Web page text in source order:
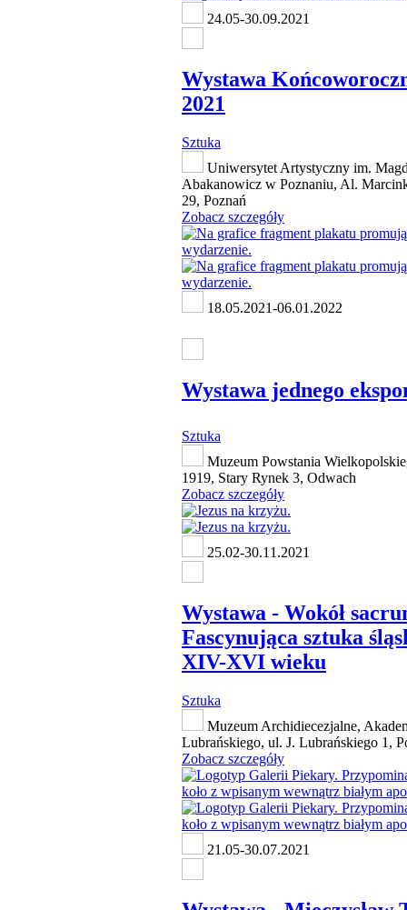
24.05-30.09.2021
Wystawa
2021
Sztuka
Uniwersytet Artystyczny im.
Abakanowicz w Poznaniu, Al.
29, Poznań
Zobacz szczegóły
18.05.2021-06.01.2022
Wystawa jednego
Sztuka
Muzeum Powstania
1919, Stary Rynek 3, Odwach
Zobacz szczegóły
25.02-30.11.2021
Wystawa - Wokół
Fascynująca sztuka
XIV-XVI wieku
Sztuka
Muzeum Archidiecezjalne,
Lubrańskiego, ul. J. Lubrańskiego 1,
Zobacz szczegóły
21.05-30.07.2021